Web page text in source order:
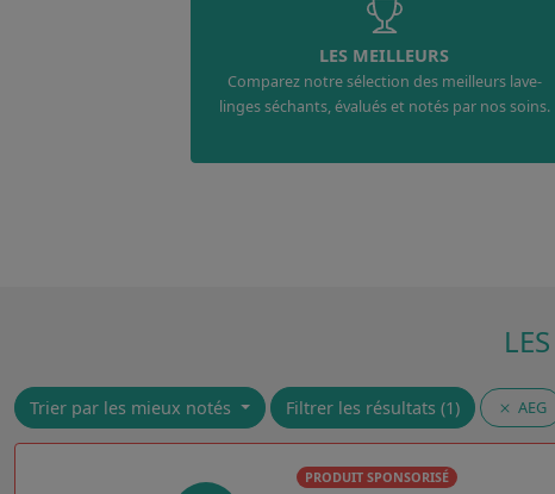
LES MEILLEURS
Comparez notre sélection des meilleurs lave-
linges séchants, évalués et notés par nos soins.
Trier par les mieux notés Filtrer les résultats (1) AEG
PRODUIT SPONSORISÉ